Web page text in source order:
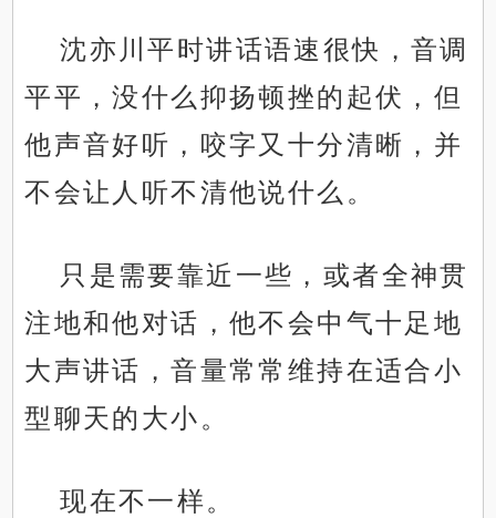
沈亦川平时讲话语速很快，音调
平平，没什么抑扬顿挫的起伏，但
他声音好听，咬字又十分清晰，并
不会让人听不清他说什么。
只是需要靠近一些，或者全神贯
注地和他对话，他不会中气十足地
大声讲话，音量常常维持在适合小
型聊天的大小。
现在不一样。